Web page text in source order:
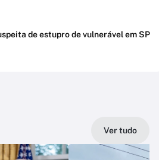
de estupro de vulnerável em SP
Ver tudo